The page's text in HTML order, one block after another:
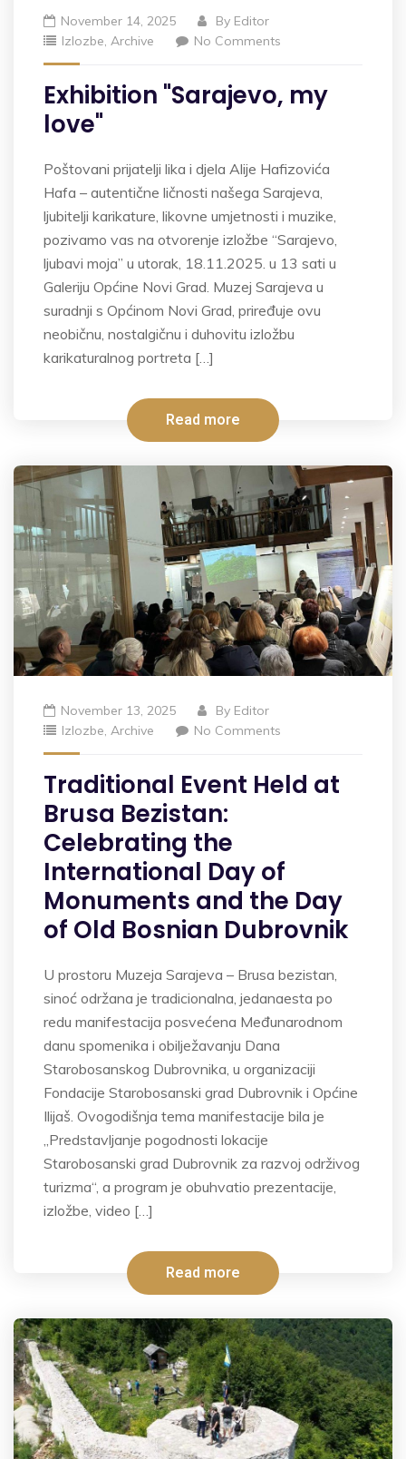
November 14, 2025 By Editor
Izlozbe, Archive No Comments
Exhibition "Sarajevo, my
love"
Poštovani prijatelji lika i djela Alije Hafizovića
Hafa – autentične ličnosti našega Sarajeva,
ljubitelji karikature, likovne umjetnosti i muzike,
pozivamo vas na otvorenje izložbe “Sarajevo,
ljubavi moja” u utorak, 18.11.2025. u 13 sati u
Galeriju Općine Novi Grad. Muzej Sarajeva u
suradnji s Općinom Novi Grad, priređuje ovu
neobičnu, nostalgičnu i duhovitu izložbu
karikaturalnog portreta […]
Read more
November 13, 2025 By Editor
Izlozbe, Archive No Comments
Traditional Event Held at
Brusa Bezistan:
Celebrating the
International Day of
Monuments and the Day
of Old Bosnian Dubrovnik
U prostoru Muzeja Sarajeva – Brusa bezistan,
sinoć održana je tradicionalna, jedanaesta po
redu manifestacija posvećena Međunarodnom
danu spomenika i obilježavanju Dana
Starobosanskog Dubrovnika, u organizaciji
Fondacije Starobosanski grad Dubrovnik i Općine
Ilijaš. Ovogodišnja tema manifestacije bila je
„Predstavljanje pogodnosti lokacije
Starobosanski grad Dubrovnik za razvoj održivog
turizma“, a program je obuhvatio prezentacije,
izložbe, video […]
Read more